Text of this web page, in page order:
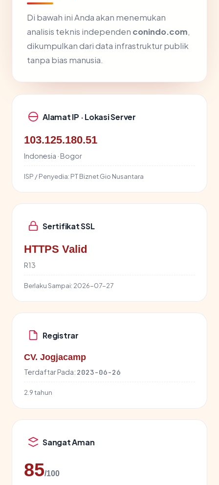
Di bawah ini Anda akan menemukan
analisis teknis independen conindo.com,
dikumpulkan dari data infrastruktur publik
tanpa bias manusia.
Alamat IP · Lokasi Server
103.125.180.51
Indonesia · Bogor
ISP / Penyedia: PT Biznet Gio Nusantara
Sertifikat SSL
HTTPS Valid
R13
Berlaku Sampai: 2026-07-27
Registrar
CV. Jogjacamp
Terdaftar Pada: 2023-06-26
2.9 tahun
Sangat Aman
85/100